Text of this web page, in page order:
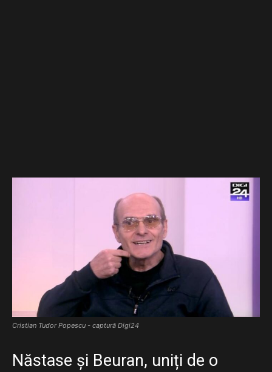
Cristian Tudor Popescu - captură Digi24
Năstase și Beuran, uniți de o